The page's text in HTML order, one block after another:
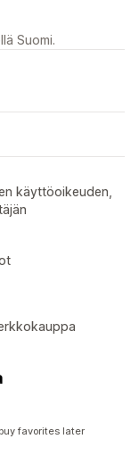
Suomi.
käyttöoikeuden,
favorites later